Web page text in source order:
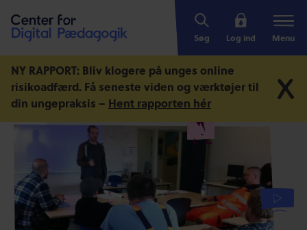
Søg Log ind Menu
NY RAPPORT: Bliv klogere på unges online
risikoadfærd. Få seneste viden og værktøjer til
din ungepraksis – Hent rapporten hér